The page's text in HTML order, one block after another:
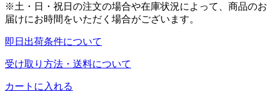
※土・日・祝日の注文の場合や在庫状況によって、商品のお
届けにお時間をいただく場合がございます。
即日出荷条件について
受け取り方法・送料について
カートに入れる